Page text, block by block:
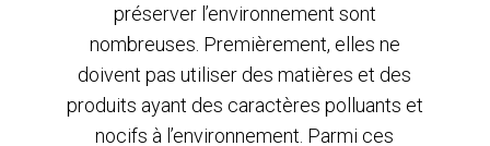
préserver l’environnement sont
nombreuses. Premièrement, elles ne
doivent pas utiliser des matières et des
produits ayant des caractères polluants et
nocifs à l’environnement. Parmi ces